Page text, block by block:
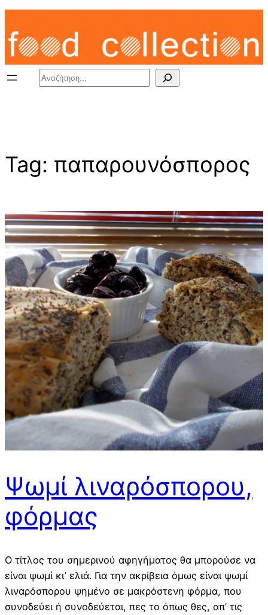
Skip
content
Search
Tag: παπαρουνόσπορος
Ψωμί λιναρόσπορου,
φόρμας
Ο τίτλος του σημερινού αφηγήματος θα μπορούσε να
είναι ψωμί κι’ ελιά. Για την ακρίβεια όμως είναι ψωμί
λιναρόσπορου ψημένο σε μακρόστενη φόρμα, που
συνοδεύει ή συνοδεύεται, πες το όπως θες, απ’ τις